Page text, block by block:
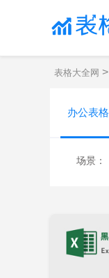
表格大全网 >
办公表格
场景：